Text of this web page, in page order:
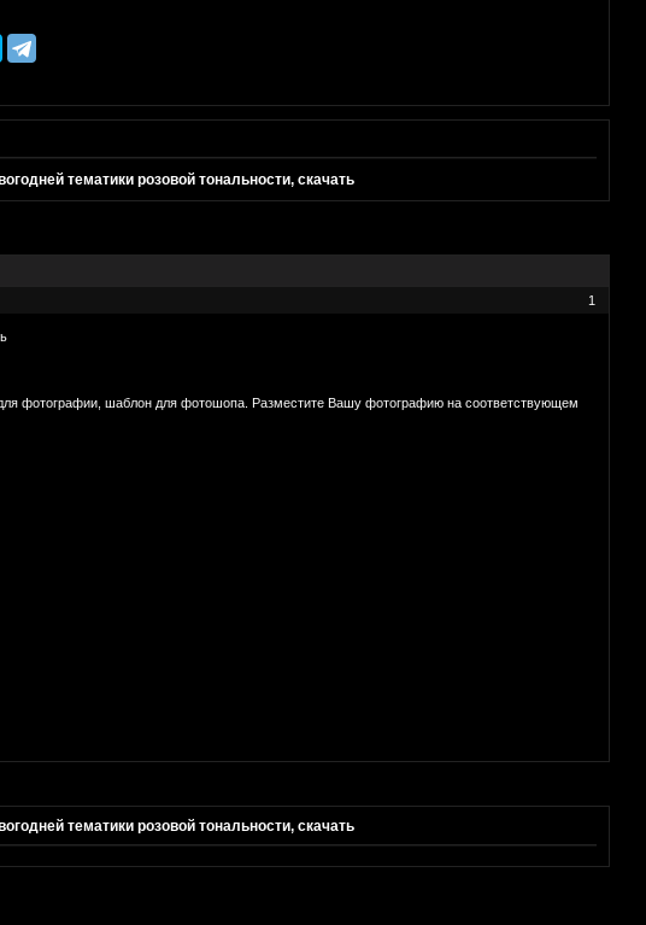
тематики розовой тональности, скачать
1
фотографии, шаблон для фотошопа. Разместите Вашу фотографию на соответствующем
тематики розовой тональности, скачать